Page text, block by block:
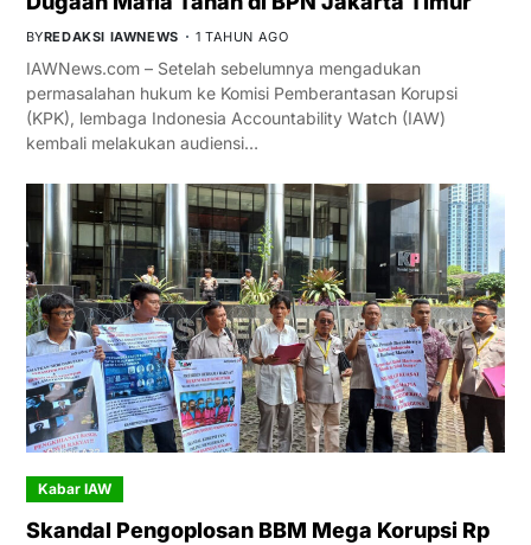
BYREDAKSI IAWNEWS 1 TAHUN AGO
IAWNews.com – Setelah sebelumnya mengadukan
permasalahan hukum ke Komisi Pemberantasan Korupsi
(KPK), lembaga Indonesia Accountability Watch (IAW)
kembali melakukan audiensi…
Kabar IAW
Skandal Pengoplosan BBM Mega Korupsi Rp